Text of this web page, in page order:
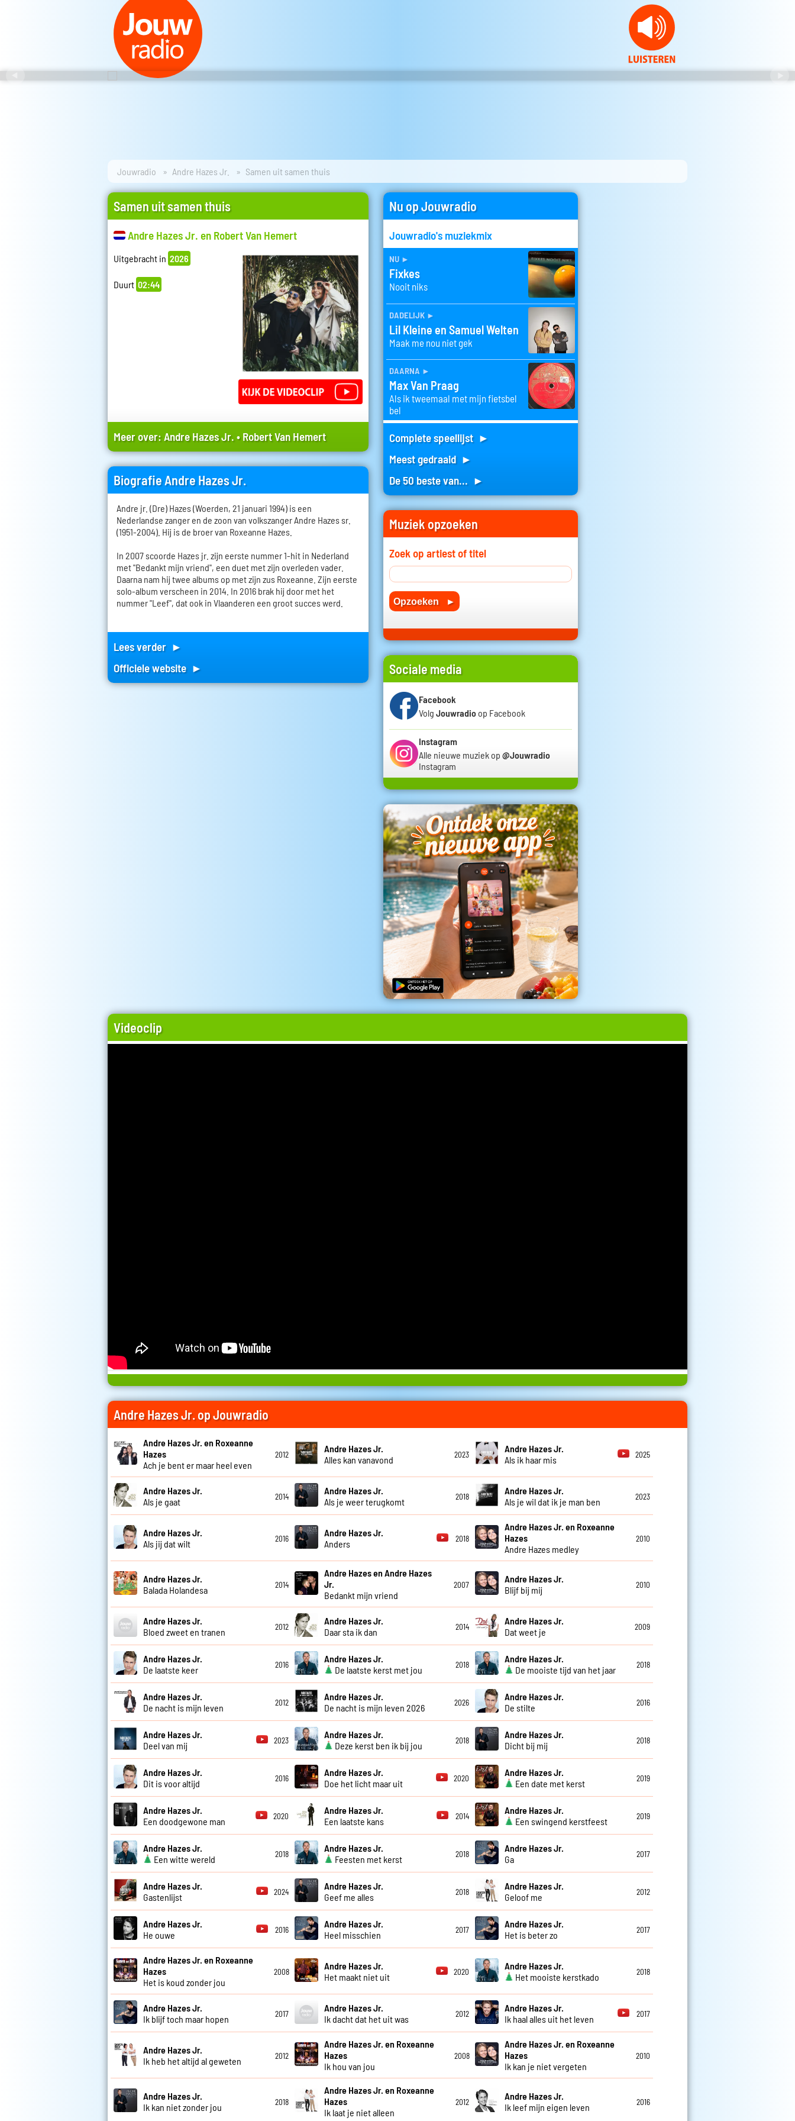
Jouwradio Andre Hazes Jr. Samen uit samen thuis
Samen uit samen thuis
Andre Hazes Jr. en Robert Van Hemert
Uitgebracht in 2026
Duurt 02:44
Meer over:Andre Hazes Jr. •Robert Van Hemert
Biografie Andre Hazes Jr.
Andre jr. (Dre) Hazes (Woerden, 21 januari 1994) is een
Nederlandse zanger en de zoon van volkszanger Andre Hazes sr.
(1951-2004). Hij is de broer van Roxeanne Hazes.
In 2007 scoorde Hazes jr. zijn eerste nummer 1-hit in Nederland
met "Bedankt mijn vriend", een duet met zijn overleden vader.
Daarna nam hij twee albums op met zijn zus Roxeanne. Zijn eerste
solo-album verscheen in 2014. In 2016 brak hij door met het
nummer "Leef", dat ook in Vlaanderen een groot succes werd.
Lees verder ►
Officiele website ►
Nu op Jouwradio
Jouwradio's muziekmix
nu ►
Fixkes
Nooit niks
dadelijk ►
Lil Kleine en Samuel Welten
Maak me nou niet gek
daarna ►
Max Van Praag
Als ik tweemaal met mijn fietsbel
bel
Complete speellijst ►
Meest gedraaid ►
De 50 beste van... ►
Muziek opzoeken
Zoek op artiest of titel
Sociale media
Facebook
Volg Jouwradio op Facebook
Instagram
Alle nieuwe muziek op @Jouwradio
Instagram
Videoclip
Andre Hazes Jr. op Jouwradio
Andre Hazes Jr. en Roxeanne
Hazes
Ach je bent er maar heel even
2012
Andre Hazes Jr.
Alles kan vanavond
2023
Andre Hazes Jr.
Als ik haar mis
2025
Andre Hazes Jr.
Als je gaat
2014
Andre Hazes Jr.
Als je weer terugkomt
2018
Andre Hazes Jr.
Als je wil dat ik je man ben
2023
Andre Hazes Jr.
Als jij dat wilt
2016
Andre Hazes Jr.
Anders
2018
Andre Hazes Jr. en Roxeanne
Hazes
Andre Hazes medley
2010
Andre Hazes Jr.
Balada Holandesa
2014
Andre Hazes en Andre Hazes
Jr.
Bedankt mijn vriend
2007
Andre Hazes Jr.
Blijf bij mij
2010
Andre Hazes Jr.
Bloed zweet en tranen
2012
Andre Hazes Jr.
Daar sta ik dan
2014
Andre Hazes Jr.
Dat weet je
2009
Andre Hazes Jr.
De laatste keer
2016
Andre Hazes Jr.
De laatste kerst met jou
2018
Andre Hazes Jr.
De mooiste tijd van het jaar
2018
Andre Hazes Jr.
De nacht is mijn leven
2012
Andre Hazes Jr.
De nacht is mijn leven 2026
2026
Andre Hazes Jr.
De stilte
2016
Andre Hazes Jr.
Deel van mij
2023
Andre Hazes Jr.
Deze kerst ben ik bij jou
2018
Andre Hazes Jr.
Dicht bij mij
2018
Andre Hazes Jr.
Dit is voor altijd
2016
Andre Hazes Jr.
Doe het licht maar uit
2020
Andre Hazes Jr.
Een date met kerst
2019
Andre Hazes Jr.
Een doodgewone man
2020
Andre Hazes Jr.
Een laatste kans
2014
Andre Hazes Jr.
Een swingend kerstfeest
2019
Andre Hazes Jr.
Een witte wereld
2018
Andre Hazes Jr.
Feesten met kerst
2018
Andre Hazes Jr.
Ga
2017
Andre Hazes Jr.
Gastenlijst
2024
Andre Hazes Jr.
Geef me alles
2018
Andre Hazes Jr.
Geloof me
2012
Andre Hazes Jr.
He ouwe
2016
Andre Hazes Jr.
Heel misschien
2017
Andre Hazes Jr.
Het is beter zo
2017
Andre Hazes Jr. en Roxeanne
Hazes
Het is koud zonder jou
2008
Andre Hazes Jr.
Het maakt niet uit
2020
Andre Hazes Jr.
Het mooiste kerstkado
2018
Andre Hazes Jr.
Ik blijf toch maar hopen
2017
Andre Hazes Jr.
Ik dacht dat het uit was
2012
Andre Hazes Jr.
Ik haal alles uit het leven
2017
Andre Hazes Jr.
Ik heb het altijd al geweten
2012
Andre Hazes Jr. en Roxeanne
Hazes
Ik hou van jou
2008
Andre Hazes Jr. en Roxeanne
Hazes
Ik kan je niet vergeten
2010
Andre Hazes Jr.
Ik kan niet zonder jou
2018
Andre Hazes Jr. en Roxeanne
Hazes
Ik laat je niet alleen
2012
Andre Hazes Jr.
Ik leef mijn eigen leven
2016